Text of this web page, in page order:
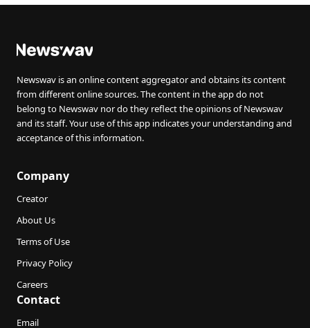
Newswav is an online content aggregator and obtains its content
from different online sources. The content in the app do not
belong to Newswav nor do they reflect the opinions of Newswav
and its staff. Your use of this app indicates your understanding and
acceptance of this information.
Company
Creator
About Us
Terms of Use
Privacy Policy
Careers
Contact
Email